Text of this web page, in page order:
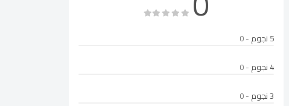
5 نجوم
- 0
4 نجوم
- 0
3 نجوم
- 0